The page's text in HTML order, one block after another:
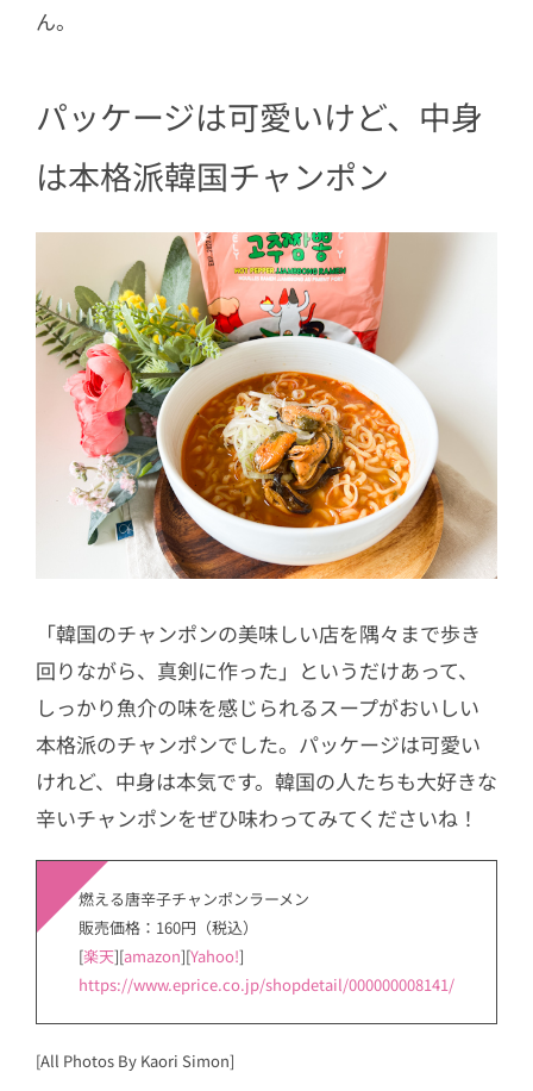
ん。
パッケージは可愛いけど、中身
は本格派韓国チャンポン
「韓国のチャンポンの美味しい店を隅々まで歩き
回りながら、真剣に作った」というだけあって、
しっかり魚介の味を感じられるスープがおいしい
本格派のチャンポンでした。パッケージは可愛い
けれど、中身は本気です。韓国の人たちも大好きな
辛いチャンポンをぜひ味わってみてくださいね！
燃える唐辛子チャンポンラーメン
販売価格：160円（税込）
[楽天][amazon][Yahoo!]
https://www.eprice.co.jp/shopdetail/000000008141/
[All Photos By Kaori Simon]